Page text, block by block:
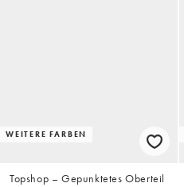
WEITERE FARBEN
Topshop – Gepunktetes Oberteil